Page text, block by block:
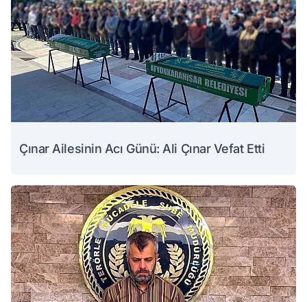
Çınar Ailesinin Acı Günü: Ali Çınar Vefat Etti